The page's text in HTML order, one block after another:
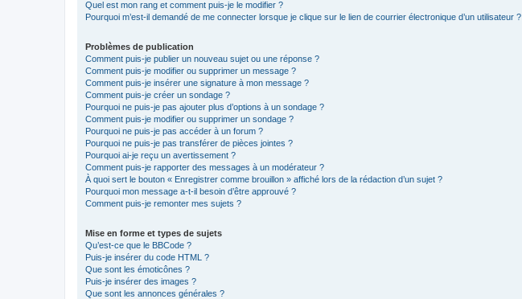
Quel est mon rang et comment puis-je le modifier ?
Pourquoi m’est-il demandé de me connecter lorsque je clique sur le lien de courrier électronique d’un utilisateur ?
Problèmes de publication
Comment puis-je publier un nouveau sujet ou une réponse ?
Comment puis-je modifier ou supprimer un message ?
Comment puis-je insérer une signature à mon message ?
Comment puis-je créer un sondage ?
Pourquoi ne puis-je pas ajouter plus d’options à un sondage ?
Comment puis-je modifier ou supprimer un sondage ?
Pourquoi ne puis-je pas accéder à un forum ?
Pourquoi ne puis-je pas transférer de pièces jointes ?
Pourquoi ai-je reçu un avertissement ?
Comment puis-je rapporter des messages à un modérateur ?
À quoi sert le bouton « Enregistrer comme brouillon » affiché lors de la rédaction d’un sujet ?
Pourquoi mon message a-t-il besoin d’être approuvé ?
Comment puis-je remonter mes sujets ?
Mise en forme et types de sujets
Qu’est-ce que le BBCode ?
Puis-je insérer du code HTML ?
Que sont les émoticônes ?
Puis-je insérer des images ?
Que sont les annonces générales ?